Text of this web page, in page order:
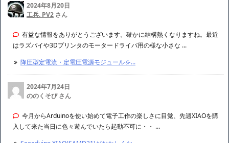
2024年8月20日
工兵. PV2 さん
有益な情報をありがとうございます。確かに結構熱くなりますね。最近
はラズパイや3Dプリンタのモータードライバ用の様な小さな ...
降圧型定電流・定電圧電源モジュールを...
2024年7月24日
ののくそび さん
今月からArduinoを使い始めて電子工作の楽しさに目覚、先週XIAOを購
入して来た当日に色々遊んでいたら起動不可に・・ ...